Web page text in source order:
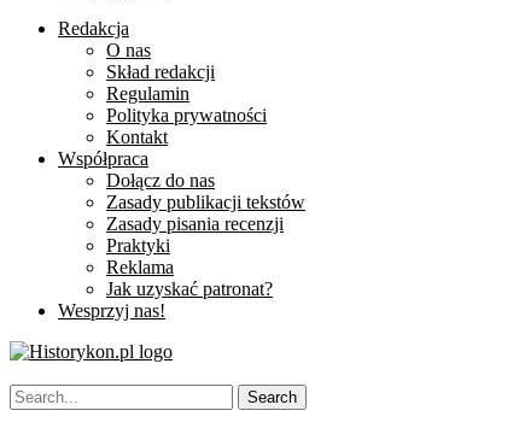
Redakcja
O nas
Skład redakcji
Regulamin
Polityka prywatności
Kontakt
Współpraca
Dołącz do nas
Zasady publikacji tekstów
Zasady pisania recenzji
Praktyki
Reklama
Jak uzyskać patronat?
Wesprzyj nas!